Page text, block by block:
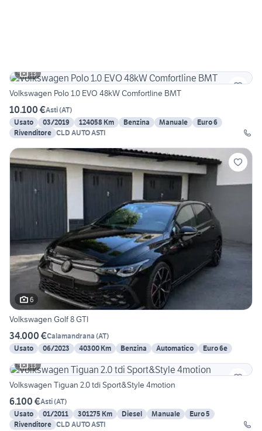
13
Volkswagen Polo 1.0 EVO 48kW Comfortline BMT
10.100 €Asti(AT)
Usato
03/2019 124058 Km Benzina Manuale
Euro 6
Rivenditore CLD AUTO ASTI
6
Volkswagen Golf 8 GTI
34.000 €Calamandrana (AT)
Usato
06/2023 40300 Km Benzina Automatico
Euro 6e
13
Volkswagen Tiguan 2.0 tdi Sport&Style 4motion
6.100 €Asti(AT)
Usato
01/2011 301275 Km Diesel Manuale
Euro 5
Rivenditore CLD AUTO ASTI